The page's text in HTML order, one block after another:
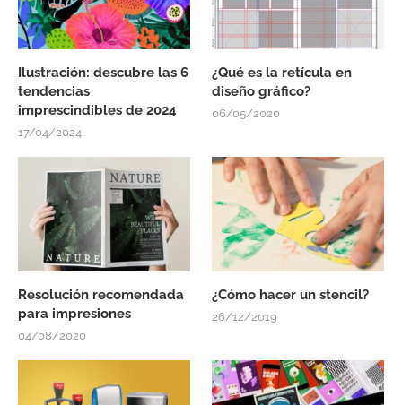
Ilustración: descubre las 6
tendencias
imprescindibles de 2024
17/04/2024
¿Qué es la retícula en
diseño gráfico?
06/05/2020
Resolución recomendada
para impresiones
04/08/2020
¿Cómo hacer un stencil?
26/12/2019